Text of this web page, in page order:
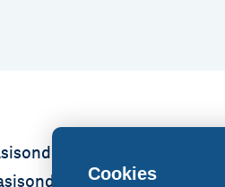
Cookies